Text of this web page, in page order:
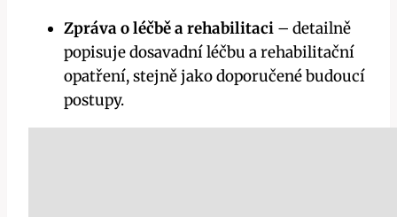
Zpráva o léčbě a rehabilitaci – detailně
popisuje dosavadní léčbu a rehabilitační
opatření, stejně jako doporučené budoucí
postupy.